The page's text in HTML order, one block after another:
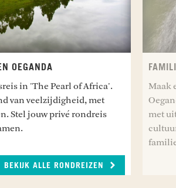
OEGANDA
in 'The Pearl of Africa'.
van veelzijdigheid, met
Stel jouw privé rondreis
BEKIJK ALLE RONDREIZEN
Maak
met